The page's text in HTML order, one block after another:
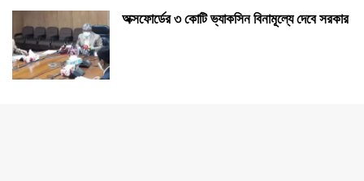
অক্সফোর্ডের ৩ কোটি ভ্যাকসিন বিনামূল্যে দেবে সরকার